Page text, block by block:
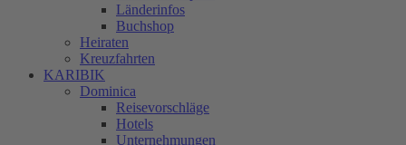
Länderinfos
Buchshop
Heiraten
Kreuzfahrten
KARIBIK
Dominica
Reisevorschläge
Hotels
Unternehmungen